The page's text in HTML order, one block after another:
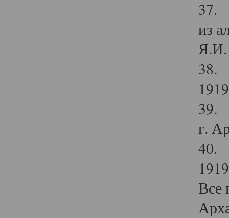
37.
из
Я.И.
38.
39.
г.
40.
Все